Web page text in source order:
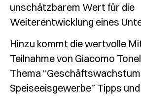
unschätzbarem Wert für die
Weiterentwicklung eines
Hinzu kommt die wertvolle
Teilnahme von Giacomo
Thema
Speiseeisgewerbe” Tipps